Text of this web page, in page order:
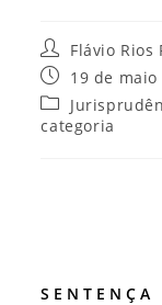
Autor
do
post:
Flávio Rios
Post
publicado:
19 de maio
Categoria
do
categoria
S E N T E N Ç A